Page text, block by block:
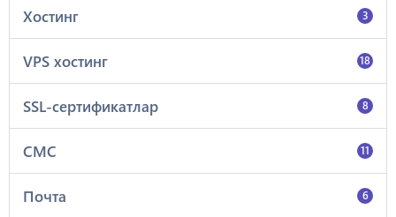
Хостинг 3
VPS хостинг 18
SSL-сертификатлар 8
СМС 11
Почта 6